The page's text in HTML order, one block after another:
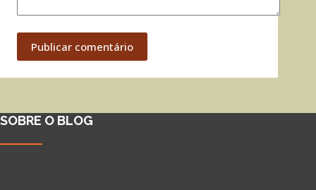
Publicar comentário
SOBRE O BLOG